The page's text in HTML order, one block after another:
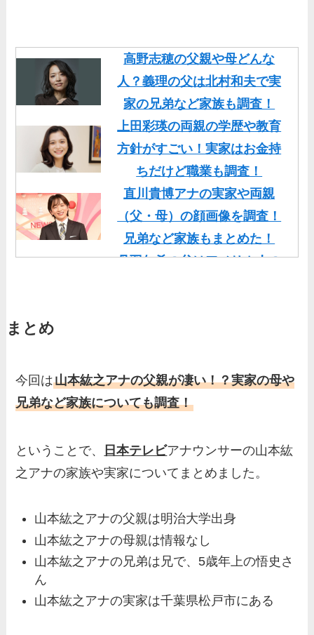
高野志穂の父親や母どんな
人？義理の父は北村和夫で実
家の兄弟など家族も調査！
上田彩瑛の両親の学歴や教育
方針がすごい！実家はお金持
ちだけど職業も調査！
直川貴博アナの実家や両親
（父・母）の顔画像を調査！
兄弟など家族もまとめた！
丹羽仁希の父はアメリカ人の
人？家族を調査！
三浦璃来の実家はお金持ち！
ど、家族を調査！
片岡凜の母親が美人！家族構
成や父・片岡達也、兄弟につ
梅澤廉アナの父親・母親の職
まとめ
今回は山本紘之アナの父親が凄い！？実家の母や
兄弟など家族についても調査！
ということで、 日本テレビアナウンサーの山本紘
之アナの家族や実家についてまとめました。
山本紘之アナの父親は明治大学出身
山本紘之アナの母親は情報なし
山本紘之アナの兄弟は兄で、5歳年上の悟史さ
ん
山本紘之アナの実家は千葉県松戸市にある